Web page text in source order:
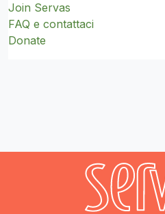
Join Servas
FAQ e contattaci
Donate